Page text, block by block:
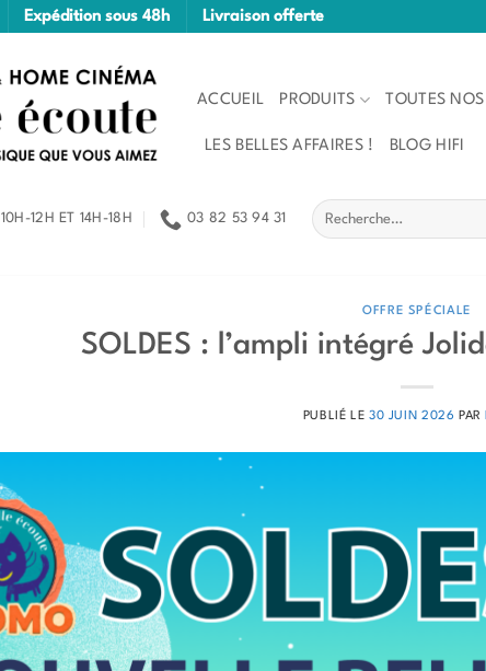
Expédition sous 48h Livraison offerte
ACCUEIL PRODUITS TOUTES
LES BELLES AFFAIRES ! BLOG HIFI
10H-12H ET 14H-18H 03 82 53 94 31
Recherche
pour :
OFFRE SPÉCIALE
SOLDES : l’ampli intégré
PUBLIÉ LE 30 JUIN 2026 PAR